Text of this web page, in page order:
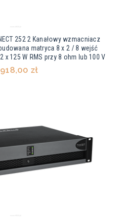
252 2 Kanałowy wzmacniacz
matryca 8 x 2 / 8 wejść
125 W RMS przy 8 ohm lub 100 V
zł